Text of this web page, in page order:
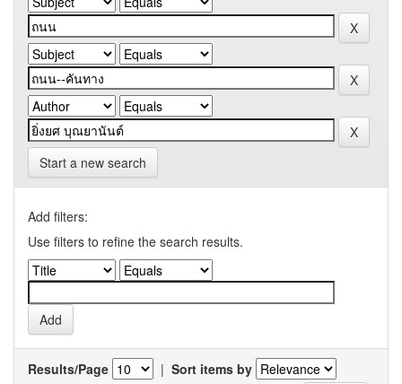
Start a new search
Add filters:
Use filters to refine the search results.
Results/Page | Sort items by